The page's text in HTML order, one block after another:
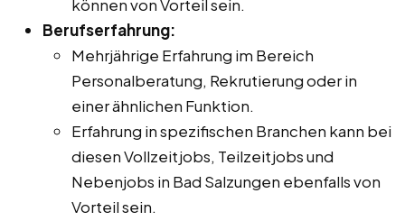
können von Vorteil sein.
Berufserfahrung:
Mehrjährige Erfahrung im Bereich
Personalberatung, Rekrutierung oder in
einer ähnlichen Funktion.
Erfahrung in spezifischen Branchen kann bei
diesen Vollzeitjobs, Teilzeitjobs und
Nebenjobs in Bad Salzungen ebenfalls von
Vorteil sein.